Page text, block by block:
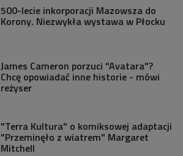
500-lecie inkorporacji Mazowsza do
Korony. Niezwykła wystawa w Płocku
James Cameron porzuci "Avatara"?
Chcę opowiadać inne historie - mówi
reżyser
"Terra Kultura" o komiksowej adaptacji
"Przeminęło z wiatrem" Margaret
Mitchell